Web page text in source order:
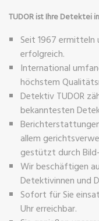
TUDOR ist Ihre Detektei
Seit 1967 ermitteln
erfolgreich.
International
höchstem
Detektiv TUDOR
bekanntesten
allem
gestützt durch
Wir beschäftigen
Detektivinnen und
Sofort für Sie
Uhr erreichbar.